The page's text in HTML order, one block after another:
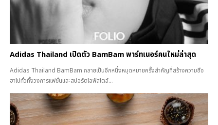
Adidas Thailand เปิดตัว BamBam พาร์ทเนอร์คนใหม่ล่าสุด
Adidas Thailand BamBam กลายเป็นอีกหนึ่งหมุดหมายครั้งสำคัญที่สร้างความฮือ
ฮาไปทั่วทั้งวงการแฟชั่นและสปอร์ตไลฟ์สไตล์...